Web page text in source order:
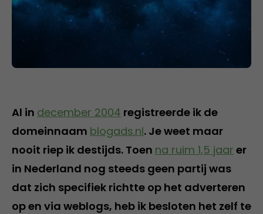
Al in december 2004 registreerde ik de
domeinnaam blogads.nl. Je weet maar
nooit riep ik destijds. Toen na ruim 1,5 jaar er
in Nederland nog steeds geen partij was
dat zich specifiek richtte op het adverteren
op en via weblogs, heb ik besloten het zelf te